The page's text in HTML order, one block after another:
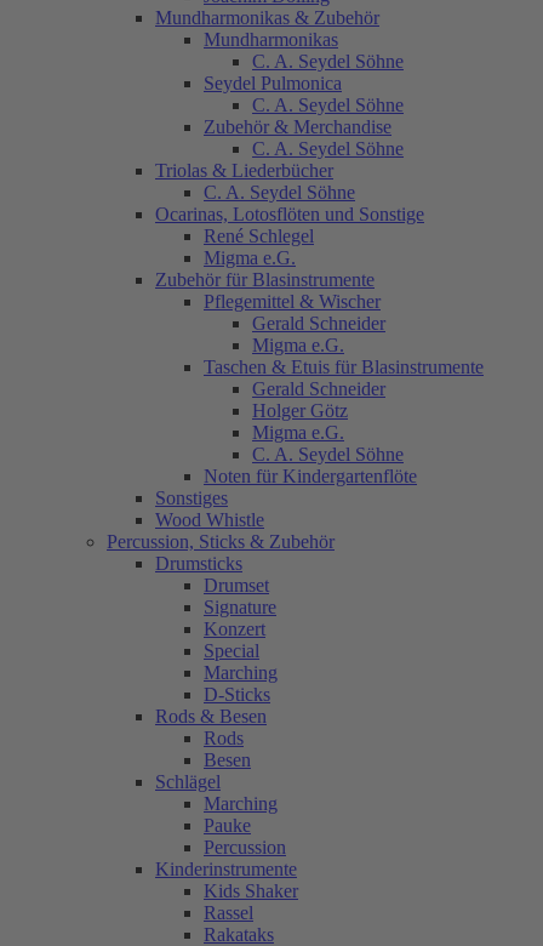
Mundharmonikas & Zubehör
Mundharmonikas
C. A. Seydel Söhne
Seydel Pulmonica
C. A. Seydel Söhne
Zubehör & Merchandise
C. A. Seydel Söhne
Triolas & Liederbücher
C. A. Seydel Söhne
Ocarinas, Lotosflöten und Sonstige
René Schlegel
Migma e.G.
Zubehör für Blasinstrumente
Pflegemittel & Wischer
Gerald Schneider
Migma e.G.
Taschen & Etuis für Blasinstrumente
Gerald Schneider
Holger Götz
Migma e.G.
C. A. Seydel Söhne
Noten für Kindergartenflöte
Sonstiges
Wood Whistle
Percussion, Sticks & Zubehör
Drumsticks
Drumset
Signature
Konzert
Special
Marching
D-Sticks
Rods & Besen
Rods
Besen
Schlägel
Marching
Pauke
Percussion
Kinderinstrumente
Kids Shaker
Rassel
Rakataks